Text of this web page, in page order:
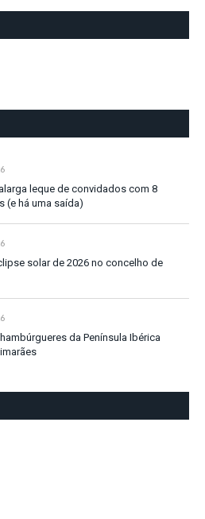
leque de convidados com 8
(e há uma saída)
solar de 2026 no concelho de
da Península Ibérica